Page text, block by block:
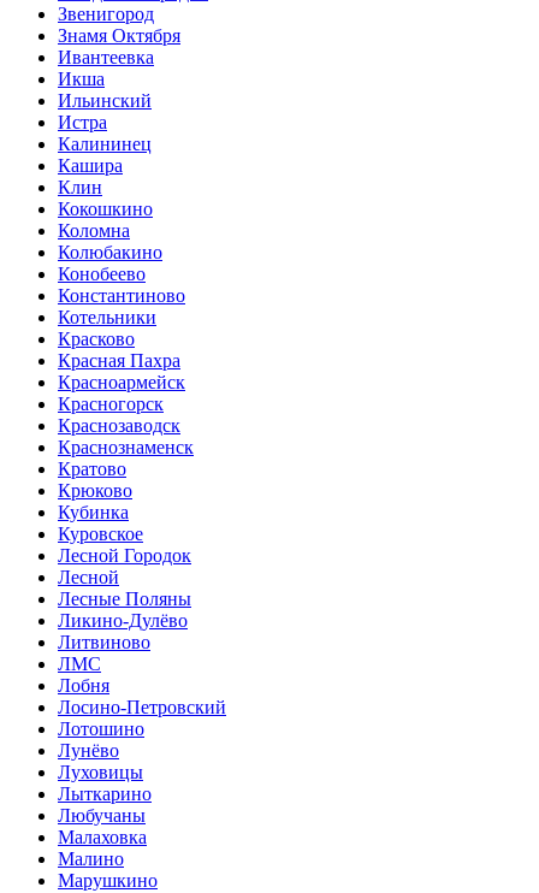
Звенигород
Знамя Октября
Ивантеевка
Икша
Ильинский
Истра
Калининец
Кашира
Клин
Кокошкино
Коломна
Колюбакино
Конобеево
Константиново
Котельники
Красково
Красная Пахра
Красноармейск
Красногорск
Краснозаводск
Краснознаменск
Кратово
Крюково
Кубинка
Куровское
Лесной Городок
Лесной
Лесные Поляны
Ликино-Дулёво
Литвиново
ЛМС
Лобня
Лосино-Петровский
Лотошино
Лунёво
Луховицы
Лыткарино
Любучаны
Малаховка
Малино
Марушкино